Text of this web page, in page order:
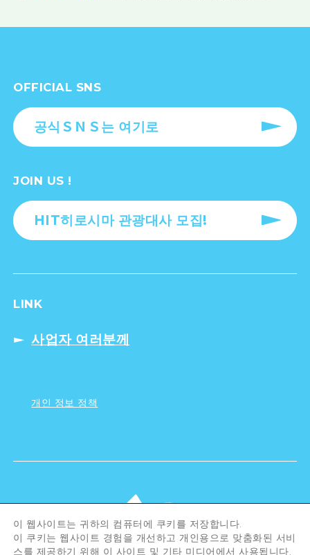
OFFICIAL SNS
공식ＳＮＳ는 여기로
JOIN US !
HIT히로시마 관광대사 모집!
LINK
사업자 여러분께
개인 정보 정책
이 웹사이트는 귀하의 컴퓨터에 쿠키를 저장합니다.
이 쿠키는 웹사이트 경험을 개선하고 개인용으로 맞춤화된 서비
스를 제공하기 위해 이 사이트 및 기타 미디어에서 사용됩니다.